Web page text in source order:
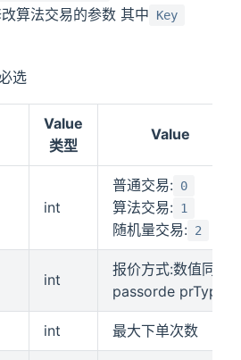
算法交易的参数 其中
Key
选
Value
类型
Value
int
普通交易: 0
算法交易: 1
随机量交易: 2
int
报价方式:数值同
passorde prType
int 最大下单次数